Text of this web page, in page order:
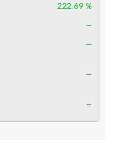
222,69 %
—
—
—
—